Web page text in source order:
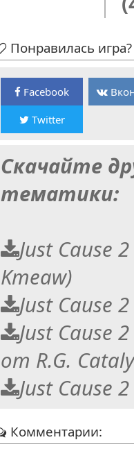
Понравилась
Facebook
Twitter
Скачайте
тематики:
Just Cause
Kmeaw)
Just Cause
Just Cause
от R.G.
Just Cause
Комментарии: